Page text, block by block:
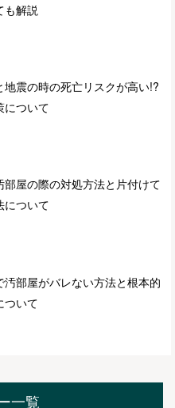
も解説
地震の時の死亡リスクが高い!?
について
部屋の際の対処方法と片付けて
について
汚部屋がバレない方法と根本的
ついて
一覧